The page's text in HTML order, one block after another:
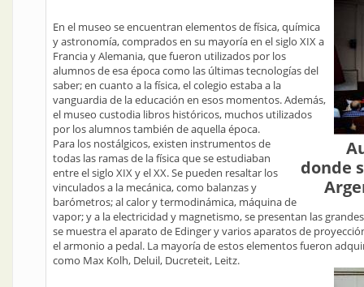
donde
En el museo se encuentran elementos de física, química
y astronomía, comprados en su mayoría en el siglo XIX a
Francia y Alemania, que fueron utilizados por los
alumnos de esa época como las últimas tecnologías del
saber; en cuanto a la física, el colegio estaba a la
vanguardia de la educación en esos momentos. Además,
el museo custodia libros históricos, muchos utilizados
por los alumnos también de aquella época.
Para los nostálgicos, existen instrumentos de
todas las ramas de la física que se estudiaban
entre el siglo XIX y el XX. Se pueden resaltar los
vinculados a la mecánica, como balanzas y
barómetros; al calor y termodinámica, máquina de
vapor; y a la electricidad y magnetismo, se presentan las
se muestra el aparato de Edinger y varios aparatos de
el armonio a pedal. La mayoría de estos elementos fueron
como Max Kolh, Deluil, Ducreteit, Leitz.